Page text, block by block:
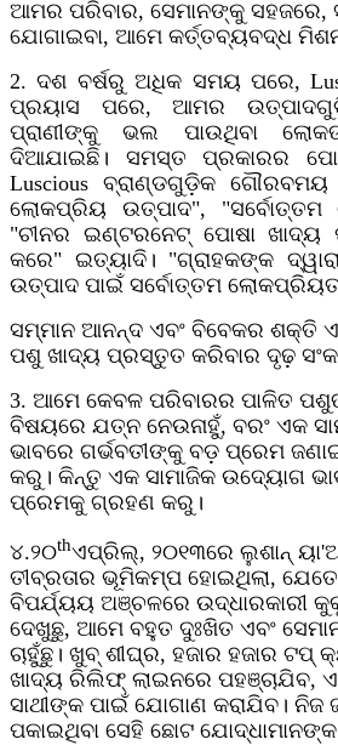
ଆମର ପରିବାର, ସେମାନଙ୍କୁ ସହଜରେ,
ଯୋଗାଇବା, ଆମେ କର୍ତ୍ତବ୍ୟବଦ୍ଧ
2. ଦଶ ବର୍ଷରୁ ଅଧିକ ସମୟ ପରେ,
ପ୍ରୟାସ ପରେ, ଆମର
ପ୍ରାଣୀଙ୍କୁ ଭଲ ପାଉଥିବା
ଦିଆଯାଇଛି। ସମସ୍ତ ପ୍ରକାରର
Luscious ବ୍ରାଣ୍ଡଗୁଡ଼ିକ ଗୌରବମୟ
ଲୋକପ୍ରିୟ ଉତ୍ପାଦ",
"ଚୀନର ଇଣ୍ଟରନେଟ୍ ପୋଷା ଖାଦ୍ୟ
କରେ" ଇତ୍ୟାଦି। "ଗ୍ରାହକଙ୍କ
ଉତ୍ପାଦ ପାଇଁ ସର୍ବୋତ୍ତମ
ସମ୍ମାନ ଆନନ୍ଦ ଏବଂ ବିବେକର ଶକ୍ତି
ପଶୁ ଖାଦ୍ୟ ପ୍ରସ୍ତୁତ କରିବାର ଦୃଢ଼
3. ଆମେ କେବଳ ପରିବାରର ପାଳିତ
ବିଷୟରେ ଯତ୍ନ ନେଉନାହୁଁ, ବରଂ ଏକ
ଭାବରେ ଗର୍ଭବତୀଙ୍କୁ ବଡ଼ ପ୍ରେମ
କରୁ। କିନ୍ତୁ ଏକ ସାମାଜିକ ଉଦ୍ୟୋଗ
ପ୍ରେମକୁ ଗ୍ରହଣ କରୁ।
୪.୨୦thଏପ୍ରିଲ୍, ୨୦୧୩ରେ ଲୁଶାନ୍
ତୀବ୍ରତାର ଭୂମିକମ୍ପ ହୋଇଥିଲା,
ବିପର୍ଯ୍ୟୟ ଅଞ୍ଚଳରେ ଉଦ୍ଧାରକାରୀ
ଦେଖୁଛୁ, ଆମେ ବହୁତ ଦୁଃଖିତ ଏବଂ
ଚାହୁଁଛୁ। ଖୁବ୍ ଶୀଘ୍ର, ହଜାର ହଜାର ଟପ୍
ଖାଦ୍ୟ ରିଲିଫ୍ ଲାଇନରେ ପହଞ୍ଚାଯିବ,
ସାଥୀଙ୍କ ପାଇଁ ଯୋଗାଣ କରାଯିବ। ନିଜ
ପକାଇଥିବା ସେହି ଛୋଟ